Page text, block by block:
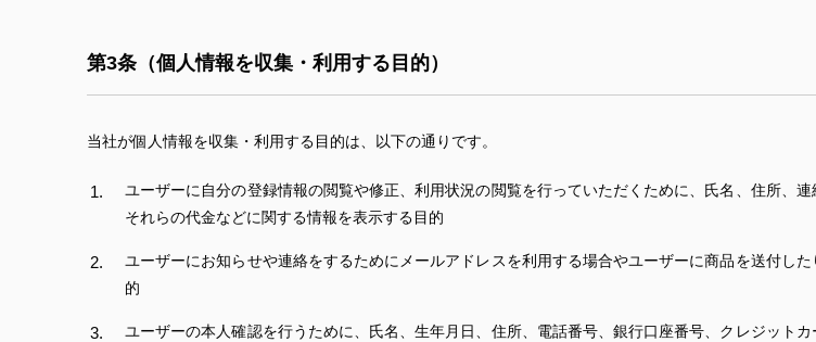
第3条（個人情報を収集・利用する目的）
当社が個人情報を収集・利用する目的は、以下の通りです。
ユーザーに自分の登録情報の閲覧や修正、利用状況の閲覧を行っていただくために、氏名、住所、
それらの代金などに関する情報を表示する目的
ユーザーにお知らせや連絡をするためにメールアドレスを利用する場合やユーザーに商品を送付し
的
ユーザーの本人確認を行うために、氏名、生年月日、住所、電話番号、銀行口座番号、クレジット